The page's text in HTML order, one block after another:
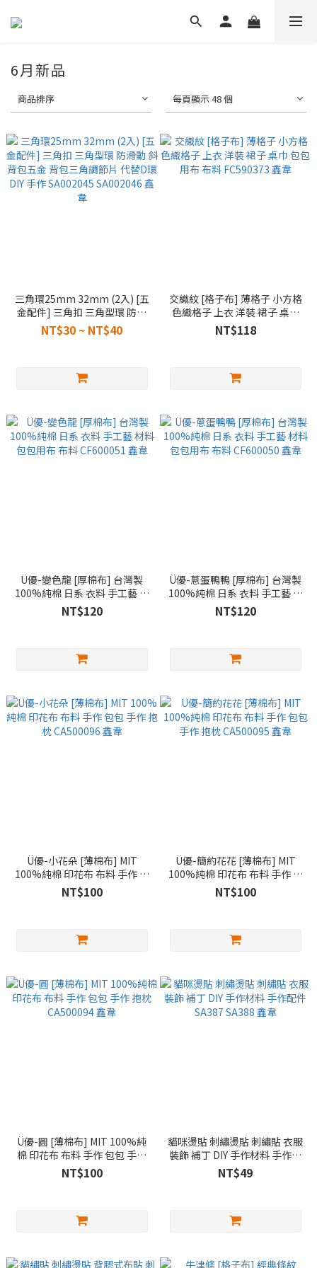
6月新品
商品排序 每頁顯示 48 個
三角環25mm 32mm (2入) [五
金配件] 三角扣 三角型環 防滑
動 斜背包五金 背包三角調節片
代替D環 DIY 手作 SA002045
NT$30 ~ NT$40
交織紋 [格子布] 薄格子 小方格
色織格子 上衣 洋裝 裙子 桌巾
包包用布 布料 FC590373 鑫韋
NT$118
Ü優-變色龍 [厚棉布] 台灣製
100%純棉 日系 衣料 手工藝 材
料 包包用布 布料 CF600051 鑫
韋
NT$120
Ü優-蔥蛋鴨鴨 [厚棉布] 台灣製
100%純棉 日系 衣料 手工藝 材
料 包包用布 布料 CF600050 鑫
韋
NT$120
Ü優-小花朵 [薄棉布] MIT
100%純棉 印花布 布料 手作 包
包 手作 抱枕 CA500096 鑫韋
NT$100
Ü優-簡約花花 [薄棉布] MIT
100%純棉 印花布 布料 手作 包
包 手作 抱枕 CA500095 鑫韋
NT$100
Ü優-圓 [薄棉布] MIT 100%純
棉 印花布 布料 手作 包包 手作
抱枕 CA500094 鑫韋
NT$100
貓咪燙貼 刺繡燙貼 刺繡貼 衣服
裝飾 補丁 DIY 手作材料 手作配
件 SA387 SA388 鑫韋
NT$49